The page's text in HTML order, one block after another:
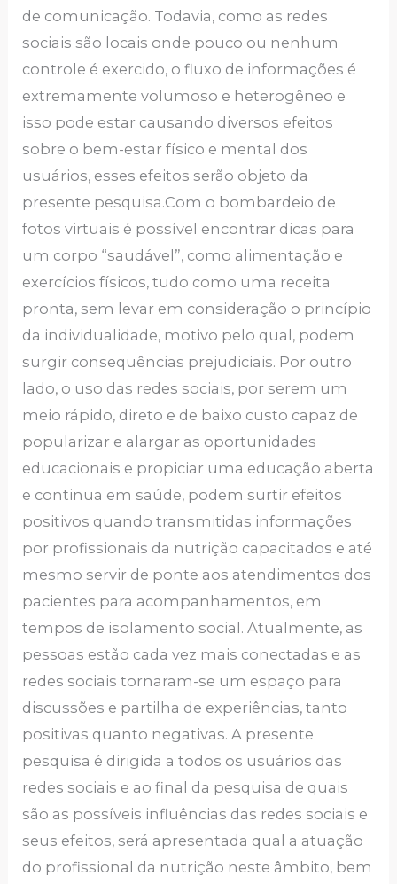
de comunicação. Todavia, como as redes
sociais são locais onde pouco ou nenhum
controle é exercido, o fluxo de informações é
extremamente volumoso e heterogêneo e
isso pode estar causando diversos efeitos
sobre o bem-estar físico e mental dos
usuários, esses efeitos serão objeto da
presente pesquisa.Com o bombardeio de
fotos virtuais é possível encontrar dicas para
um corpo “saudável”, como alimentação e
exercícios físicos, tudo como uma receita
pronta, sem levar em consideração o princípio
da individualidade, motivo pelo qual, podem
surgir consequências prejudiciais. Por outro
lado, o uso das redes sociais, por serem um
meio rápido, direto e de baixo custo capaz de
popularizar e alargar as oportunidades
educacionais e propiciar uma educação aberta
e continua em saúde, podem surtir efeitos
positivos quando transmitidas informações
por profissionais da nutrição capacitados e até
mesmo servir de ponte aos atendimentos dos
pacientes para acompanhamentos, em
tempos de isolamento social. Atualmente, as
pessoas estão cada vez mais conectadas e as
redes sociais tornaram-se um espaço para
discussões e partilha de experiências, tanto
positivas quanto negativas. A presente
pesquisa é dirigida a todos os usuários das
redes sociais e ao final da pesquisa de quais
são as possíveis influências das redes sociais e
seus efeitos, será apresentada qual a atuação
do profissional da nutrição neste âmbito, bem